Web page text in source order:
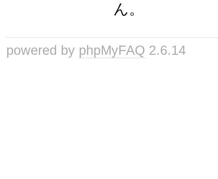
ん。
powered by phpMyFAQ 2.6.14